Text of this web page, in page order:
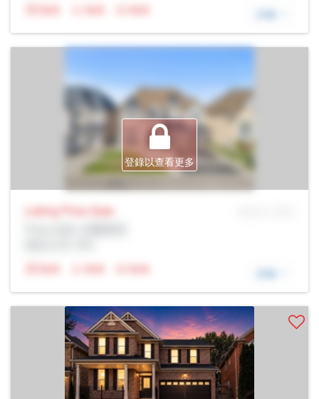
N/A
N/A N/A 詳細
登錄以查看更多
Listing Price Sale
N/A
N/A N/A 詳細